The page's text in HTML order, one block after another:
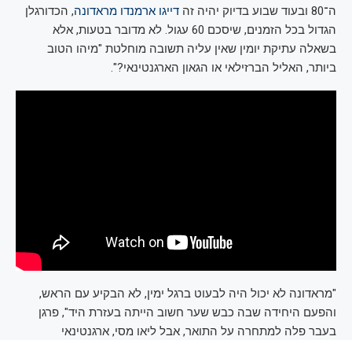
ה־80 ובעוד שבוע בדיוק יהיה זה
דייגו ארמנדו מראדונה, הכדורגלן
הגדול בכל הזמנים, שיסכם 60 עגול. לא מדובר בטעות, אלא
בשאלה עתיקת יומין שאין עליה תשובה מוחלטת "מיהו הטוב
ביותר, האליל הברזילאי או הגאון הארגנטינאי?".
"מראדונה לא יכול היה לבעוט ברגל ימין, לא הבקיע עם הראש,
והפעם היחידה שבה כבש שער חשוב הייתה בעזרת היד", פרגן
בעבר פלה למתחרה על התואר, אבל ליאו מסי, ארגנטינאי